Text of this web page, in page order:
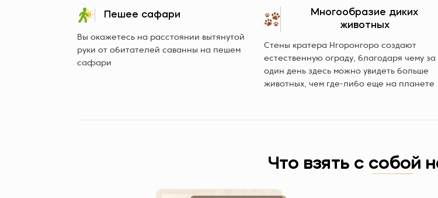
Пешее сафари
Вы окажетесь на расстоянии вытянутой
руки от обитателей саванны на пешем
сафари
Многообразие диких
животных
Стены кратера Нгоронгоро создают
естественную ограду, благодаря чему за
один день здесь можно увидеть больше
животных, чем где-либо еще на планете
Что взять с собой